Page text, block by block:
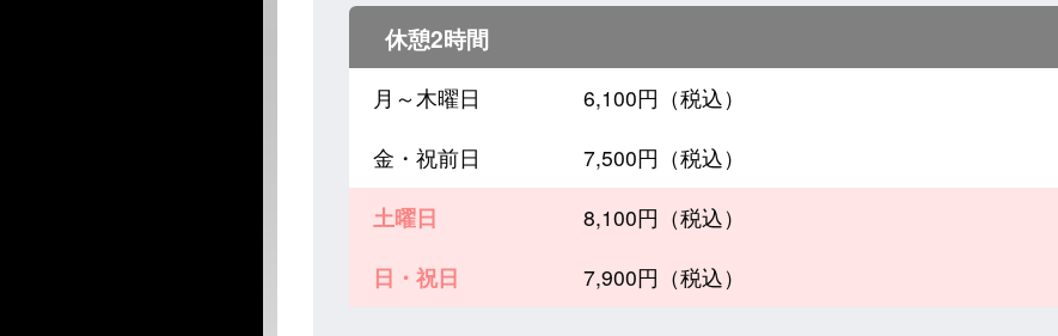
休憩2時間
月～木曜日
6,100円（税込）
金・祝前日
7,500円（税込）
土曜日
8,100円（税込）
日・祝日
7,900円（税込）